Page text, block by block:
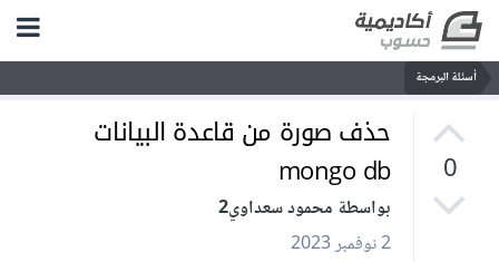
أسئلة البرمجة
0
حذف صورة من قاعدة البيانات
mongo db
بواسطة محمود سعداوي2
2 نوفمبر 2023